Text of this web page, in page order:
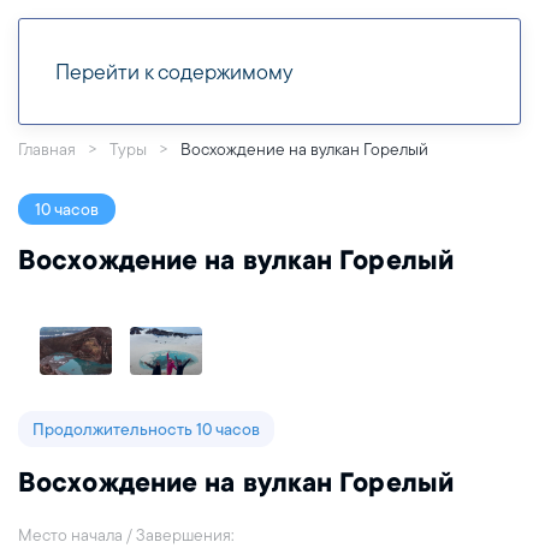
Перейти к содержимому
Главная Туры Восхождение на вулкан Горелый
10 часов
Восхождение на вулкан Горелый
Продолжительность 10 часов
Восхождение на вулкан Горелый
Место начала / Завершения: